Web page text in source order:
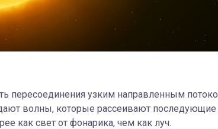
пересоединения узким направленным
волны, которые рассеивают последующие
как свет от фонарика, чем как луч.